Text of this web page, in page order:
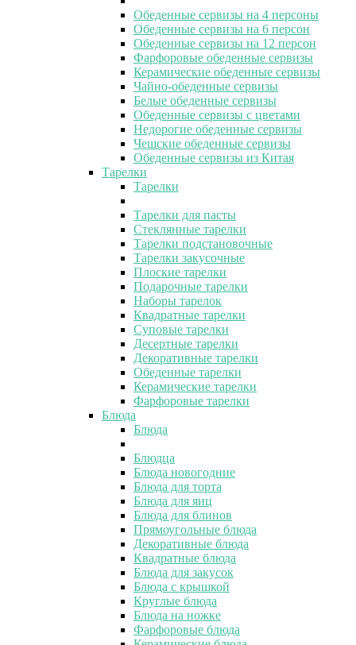
Обеденные сервизы на 4 персоны
Обеденные сервизы на 6 персон
Обеденные сервизы на 12 персон
Фарфоровые обеденные сервизы
Керамические обеденные сервизы
Чайно-обеденные сервизы
Белые обеденные сервизы
Обеденные сервизы с цветами
Недорогие обеденные сервизы
Чешские обеденные сервизы
Обеденные сервизы из Китая
Тарелки
Тарелки
Тарелки для пасты
Стеклянные тарелки
Тарелки подстановочные
Тарелки закусочные
Плоские тарелки
Подарочные тарелки
Наборы тарелок
Квадратные тарелки
Суповые тарелки
Десертные тарелки
Декоративные тарелки
Обеденные тарелки
Керамические тарелки
Фарфоровые тарелки
Блюда
Блюда
Блюдца
Блюда новогодние
Блюда для торта
Блюда для яиц
Блюда для блинов
Прямоугольные блюда
Декоративные блюда
Квадратные блюда
Блюда для закусок
Блюда с крышкой
Круглые блюда
Блюда на ножке
Фарфоровые блюда